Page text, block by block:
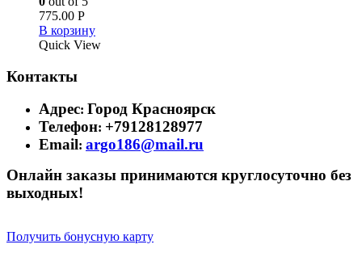
775.00 Р
В корзину
Quick View
Контакты
Адрес: Город Красноярск
Телефон: +79128128977
Email: argo186@mail.ru
Онлайн заказы принимаются круглосуточно без
выходных!
Получить бонусную карту